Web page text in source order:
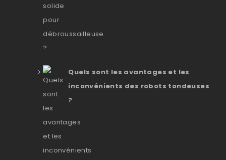
Quels sont les avantages et les
inconvénients des robots tondeuses
?